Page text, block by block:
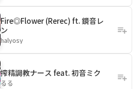
Fire◎Flower (Rerec) ft. 鏡音レ
ン
halyosy
搾精調教ナース feat. 初音ミク
るる